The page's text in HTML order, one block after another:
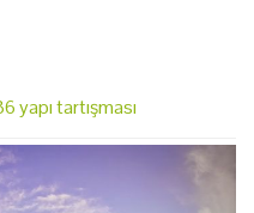
yapı tartışması